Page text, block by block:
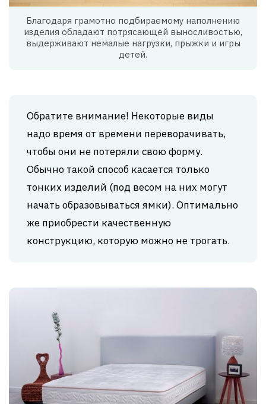
Благодаря грамотно подбираемому наполнению
изделия обладают потрясающей выносливостью,
выдерживают немалые нагрузки, прыжки и игры
детей.
Обратите внимание! Некоторые виды
надо время от времени переворачивать,
чтобы они не потеряли свою форму.
Обычно такой способ касается только
тонких изделий (под весом на них могут
начать образовываться ямки). Оптимально
же приобрести качественную
конструкцию, которую можно не трогать.